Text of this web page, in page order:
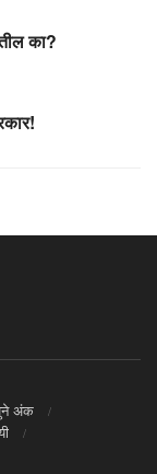
का?
अंक